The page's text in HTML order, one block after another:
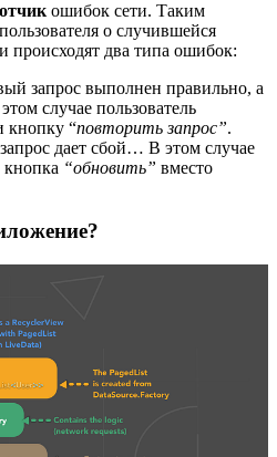
ошибок сети. Таким
о случившейся
два типа ошибок:
запрос выполнен правильно, а
случае пользователь
кнопку “повторить запрос”.
дает сбой… В этом случае
“обновить” вместо